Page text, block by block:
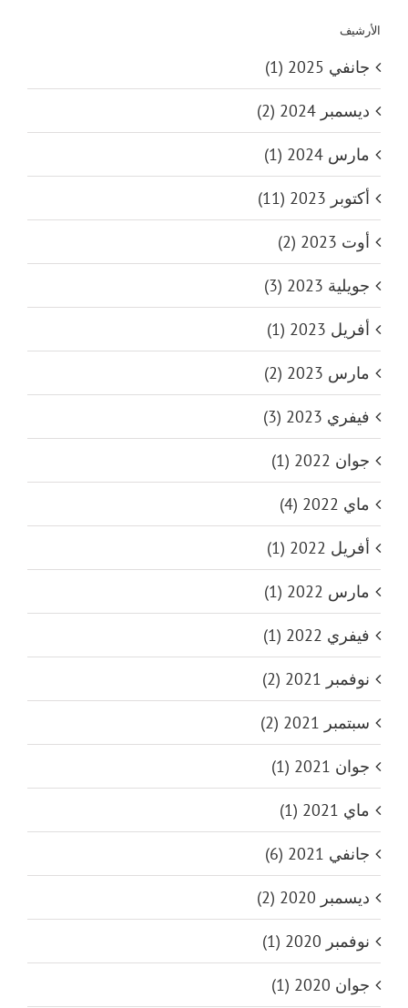
الأرشيف
جانفي 2025 (1)
ديسمبر 2024 (2)
مارس 2024 (1)
أكتوبر 2023 (11)
أوت 2023 (2)
جويلية 2023 (3)
أفريل 2023 (1)
مارس 2023 (2)
فيفري 2023 (3)
جوان 2022 (1)
ماي 2022 (4)
أفريل 2022 (1)
مارس 2022 (1)
فيفري 2022 (1)
نوفمبر 2021 (2)
سبتمبر 2021 (2)
جوان 2021 (1)
ماي 2021 (1)
جانفي 2021 (6)
ديسمبر 2020 (2)
نوفمبر 2020 (1)
جوان 2020 (1)